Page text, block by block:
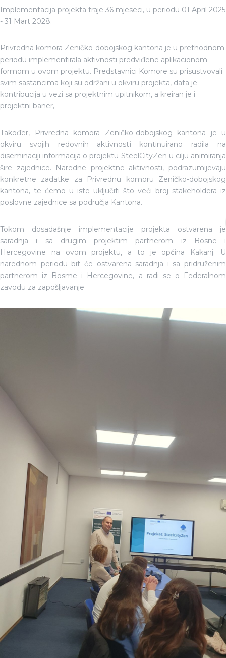
Implementacija projekta traje 36 mjeseci, u periodu 01 April 2025
- 31 Mart 2028.
Privredna komora Zeničko-dobojskog kantona je u prethodnom
periodu implementirala aktivnosti predviđene aplikacionom
formom u ovom projektu. Predstavnici Komore su prisustvovali
svim sastancima koji su održani u okviru projekta, data je
kontribucija u vezi sa projektnim upitnikom, a kreiran je i
projektni baner,.
Također, Privredna komora Zeničko-dobojskog kantona je u
okviru svojih redovnih aktivnosti kontinuirano radila na
diseminaciji informacija o projektu SteelCityZen u cilju animiranja
šire zajednice. Naredne projektne aktivnosti, podrazumijevaju
konkretne zadatke za Privrednu komoru Zeničko-dobojskog
kantona, te ćemo u iste uključiti što veći broj stakeholdera iz
poslovne zajednice sa područja Kantona.
Tokom dosadašnje implementacije projekta ostvarena je
saradnja i sa drugim projektim partnerom iz Bosne i
Hercegovine na ovom projektu, a to je općina Kakanj. U
narednom periodu bit će ostvarena saradnja i sa pridruženim
partnerom iz Bosme i Hercegovine, a radi se o Federalnom
zavodu za zapošljavanje